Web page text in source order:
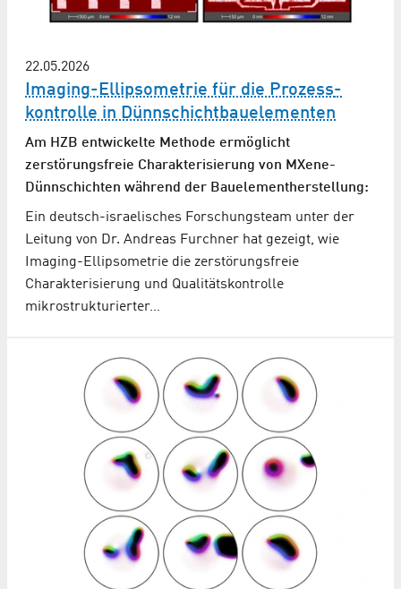
22.05.2026
Imaging-Ellipsometrie für die Prozess­
kontrolle in Dünnschicht­bauelementen
Am HZB entwickelte Methode ermöglicht
zerstörungsfreie Charakterisierung von MXene-
Dünnschichten während der Bauelement­herstellung:
Ein deutsch-israelisches Forschungsteam unter der
Leitung von Dr. Andreas Furchner hat gezeigt, wie
Imaging-Ellipsometrie die zerstörungsfreie
Charakterisierung und Qualitätskontrolle
mikrostrukturierter…